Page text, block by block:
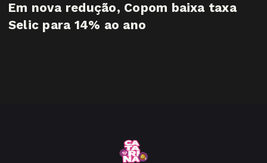
Em nova redução, Copom baixa taxa
Selic para 14% ao ano